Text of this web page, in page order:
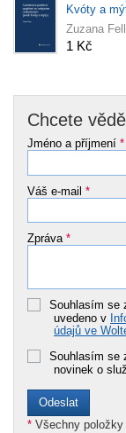
Kvóty a
Zuzana
1 Kč
Chcete
Jméno a příjmení *
Váš e-mail *
Zpráva *
Souhlasím se
uvedeno v
údajů ve
Souhlasím se
novinek o
* Všechny položky